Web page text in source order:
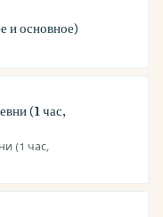
и основное)
(1 час,
(1 час,